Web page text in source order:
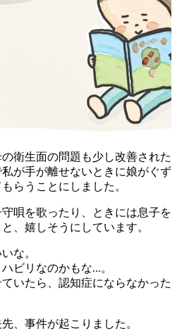
衛生面の問題も少し改善された
が手が離せないときに娘がぐず
らうことにしました。
唄を歌ったり、ときには息子を
、嬉しそうにしています。
な。
ビリなのかもな...。
いたら、認知症にならなかった
、事件が起こりました。